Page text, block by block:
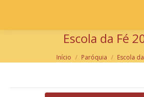
Escola da Fé
Você está aqui:
Início Paróquia Escola